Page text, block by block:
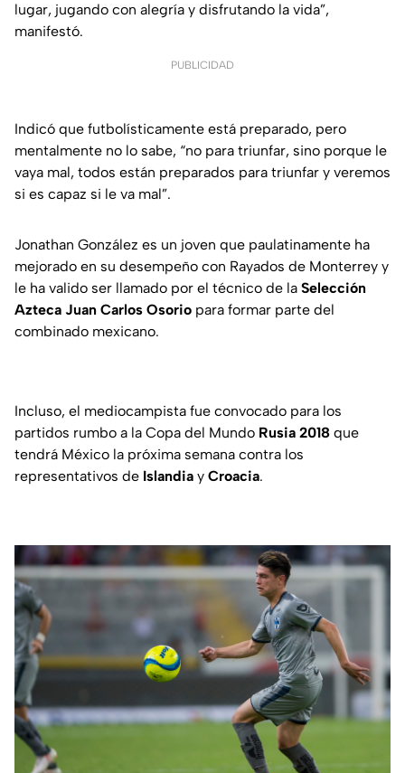
lugar, jugando con alegría y disfrutando la vida”,
manifestó.
PUBLICIDAD
Indicó que futbolísticamente está preparado, pero
mentalmente no lo sabe, “no para triunfar, sino porque le
vaya mal, todos están preparados para triunfar y veremos
si es capaz si le va mal”.
Jonathan González es un joven que paulatinamente ha
mejorado en su desempeño con Rayados de Monterrey y
le ha valido ser llamado por el técnico de la Selección
Azteca Juan Carlos Osorio para formar parte del
combinado mexicano.
Incluso, el mediocampista fue convocado para los
partidos rumbo a la Copa del Mundo Rusia 2018 que
tendrá México la próxima semana contra los
representativos de Islandia y Croacia.